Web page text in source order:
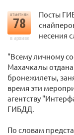
отметили
78
в архиве
Посты
несения
"Всему личному
Махачкалы
бронежилеты,
время эти
агентству
ГИБДД.
По словам